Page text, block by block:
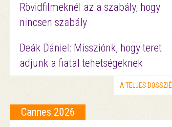
Rövidfilmeknél az a szabály, hogy
nincsen szabály
Deák Dániel: Missziónk, hogy teret
adjunk a fiatal tehetségeknek
A TELJES DOSSZIÉ
Cannes 2026